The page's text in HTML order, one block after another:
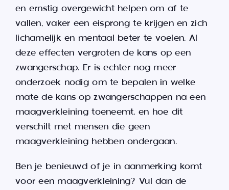
en ernstig overgewicht helpen om af te
vallen, vaker een eisprong te krijgen en zich
lichamelijk en mentaal beter te voelen. Al
deze effecten vergroten de kans op een
zwangerschap. Er is echter nog meer
onderzoek nodig om te bepalen in welke
mate de kans op zwangerschappen na een
maagverkleining toeneemt, en hoe dit
verschilt met mensen die geen
maagverkleining hebben ondergaan.
Ben je benieuwd of je in aanmerking komt
voor een maagverkleining? Vul dan de